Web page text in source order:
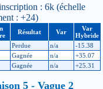
: 6k (échelle
: +24)
Résultat Var
Var
Hybride
Perdue n/a
-15.38
Gagnée n/a
+35.07
Gagnée n/a +25.31
5 - Vague 2